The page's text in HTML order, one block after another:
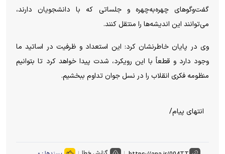
گفت‌و‌گو‌های چهره‌به‌چهره و جلساتی که با دانشجویان دارند،
می‌توانند این اندیشه‌ها را منتقل کنند.
وی در پایان خاطرنشان کرد: این استعداد و ظرفیت در اساتید ما
وجود دارد و قطعاً با این رویکرد، شدت پیدا خواهد کرد تا بتوانیم
منظومه فکری انقلاب را در نسل جوان تداوم ببخشیم.
انتهای پیام/